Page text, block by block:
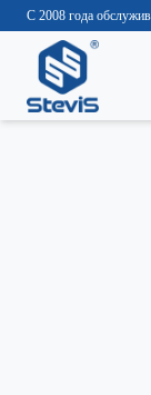
С 2008 года